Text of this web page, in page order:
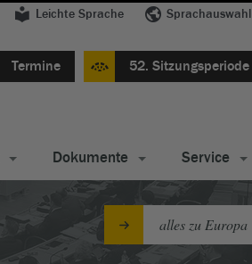
Leichte Sprache Sprachauswahl
Termine 52. Sitzungsperiode
Dokumente Service
alles zu Europa